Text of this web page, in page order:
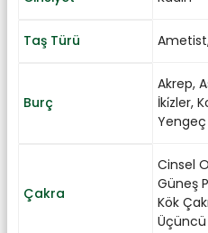
Taş Türü Ametist
Burç
Akrep,
İki̇zler,
Yengeç
Çakra
Cinsel
Güneş
Kök